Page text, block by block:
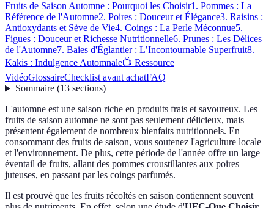
Fruits de Saison Automne : Pourquoi les Choisir1. Pommes : La
Référence de l'Automne2. Poires : Douceur et Élégance3. Raisins :
Antioxydants et Sève de Vie4. Coings : La Perle Méconnue5.
Figues : Douceur et Richesse Nutritionnelle6. Prunes : Les Délices
de l'Automne7. Baies d'Églantier : L’Incontournable Superfruit8.
Kakis : Indulgence Automnale📺 Ressource
VidéoGlossaireChecklist avant achatFAQ
Sommaire(13 sections)
L'automne est une saison riche en produits frais et savoureux. Les
fruits de saison automne ne sont pas seulement délicieux, mais
présentent également de nombreux bienfaits nutritionnels. En
consommant des fruits de saison, vous soutenez l'agriculture locale
et l'environnement. De plus, cette période de l'année offre un large
éventail de fruits, allant des pommes croustillantes aux poires
juteuses, en passant par les coings parfumés.
Il est prouvé que les fruits récoltés en saison contiennent souvent